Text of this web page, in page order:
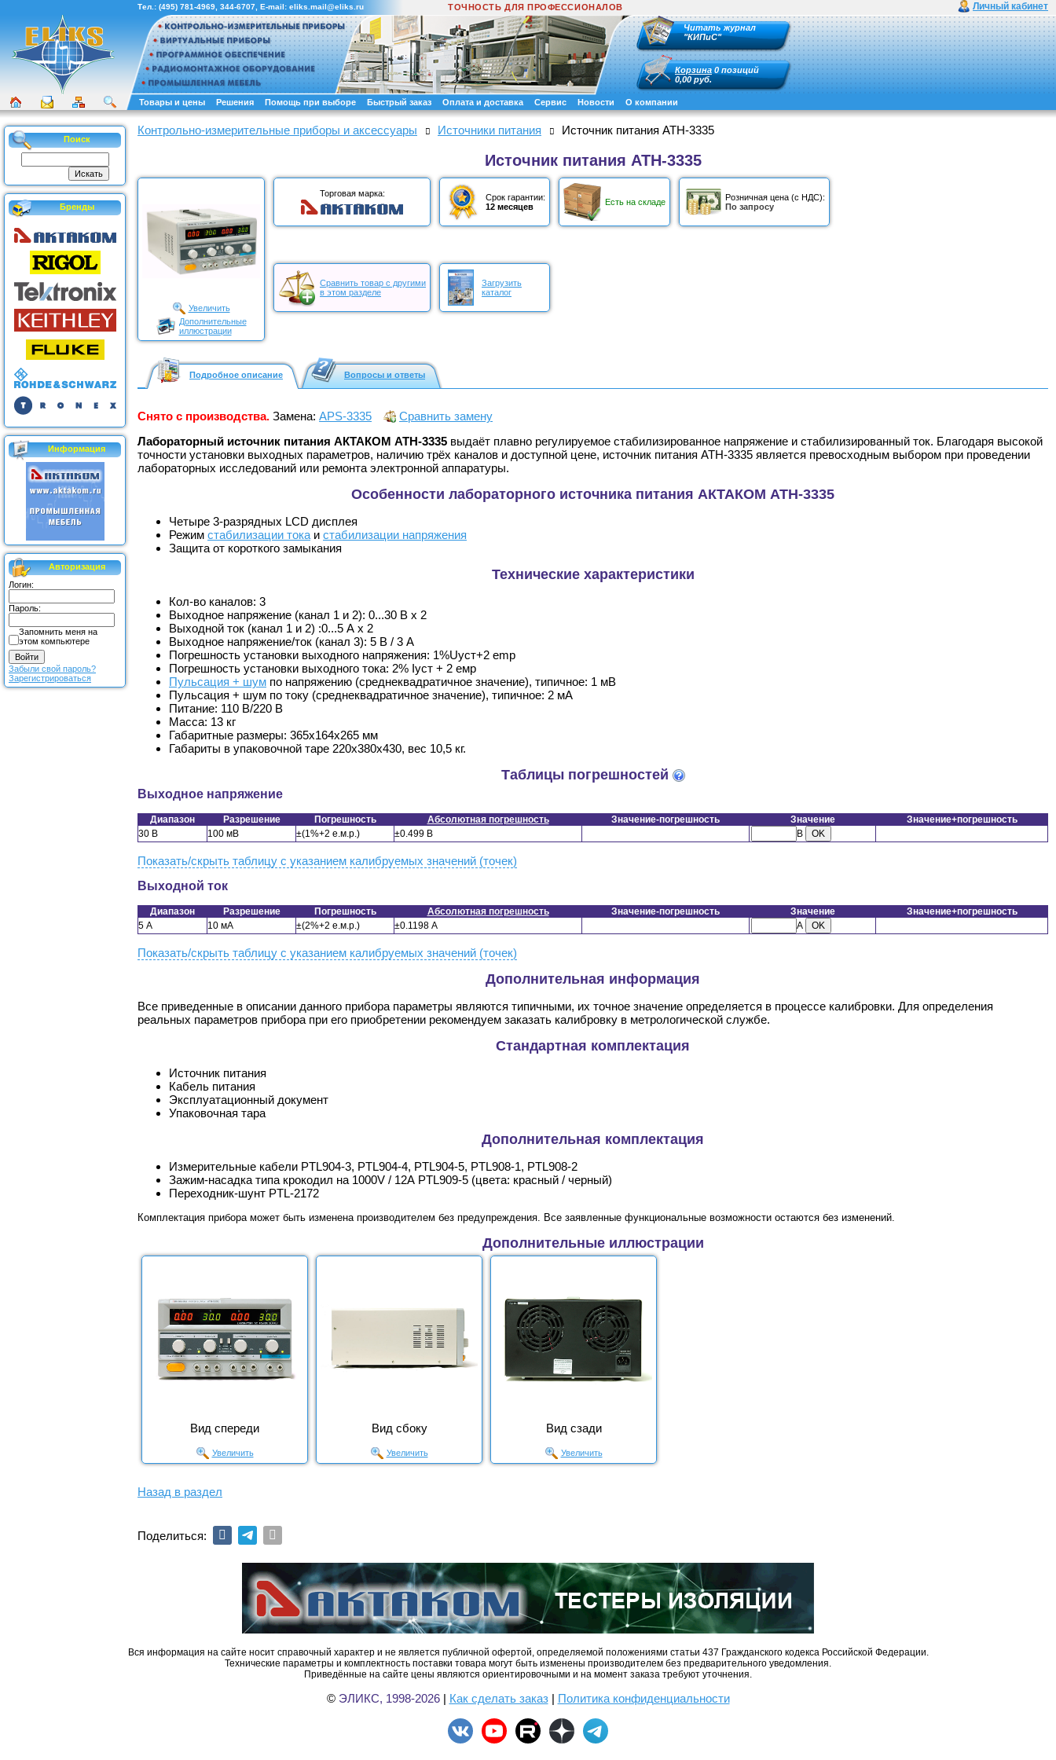
Личный кабинет
Тел.: (495) 781-4969 344-6707 , E-mail: eliks.mail@eliks.ru ТОЧНОСТЬ ДЛЯ ПРОФЕССИОНАЛОВ
Читать журнал
"КИПиС"
Корзина 0 позиций
0,00 руб.
Товары и цены Решения Помощь при выборе Быстрый заказ Оплата и доставка Сервис Новости О компании
Поиск
Бренды
Информация
Авторизация
Логин:
Пароль:
Запомнить меня на
этом компьютере
Забыли свой пароль?
Зарегистрироваться
Контрольно-измерительные приборы и аксессуары Источники питания Источник питания АТН-3335
Источник питания АТН-3335
Увеличить
Дополнительные
иллюстрации
Торговая марка:
Срок гарантии:
12 месяцев
Есть на складе
Розничная цена (с НДС):
По запросу
Сравнить товар с другими
в этом разделе
Загрузить
каталог
Подробное описание Вопросы и ответы
Снято с производства. Замена: APS-3335
Сравнить замену
Лабораторный источник питания АКТАКОМ АТН-3335 выдаёт плавно регулируемое стабилизированное напряжение и стабилизированный ток. Благодаря высокой
точности установки выходных параметров, наличию трёх каналов и доступной цене, источник питания АТН-3335 является превосходным выбором при проведении
лабораторных исследований или ремонта электронной аппаратуры.
Особенности лабораторного источника питания АКТАКОМ АТН-3335
Четыре 3-разрядных LСD дисплея
Режим стабилизации тока и стабилизации напряжения
Защита от короткого замыкания
Технические характеристики
Кол-во каналов: 3
Выходное напряжение (канал 1 и 2): 0...30 В х 2
Выходной ток (канал 1 и 2) :0...5 А х 2
Выходное напряжение/ток (канал 3): 5 В / 3 А
Погрешность установки выходного напряжения: 1%Uуст+2 emp
Погрешность установки выходного тока: 2% Iуст + 2 емр
Пульсация + шум по напряжению (среднеквадратичное значение), типичное: 1 мВ
Пульсация + шум по току (среднеквадратичное значение), типичное: 2 мА
Питание: 110 В/220 В
Масса: 13 кг
Габаритные размеры: 365х164х265 мм
Габариты в упаковочной таре 220х380х430, вес 10,5 кг.
Таблицы погрешностей
Выходное напряжение
Диапазон Разрешение Погрешность Абсолютная погрешность Значение-погрешность Значение
Значение+погрешность
30 В
100 мВ ±(1%+2 е.м.р.) ±0.499 В В
Показать/скрыть таблицу с указанием калибруемых значений (точек)
Выходной ток
Диапазон Разрешение Погрешность Абсолютная погрешность Значение-погрешность Значение
Значение+погрешность
5 А
10 мА ±(2%+2 е.м.р.) ±0.1198 А А
Показать/скрыть таблицу с указанием калибруемых значений (точек)
Дополнительная информация
Все приведенные в описании данного прибора параметры являются типичными, их точное значение определяется в процессе калибровки. Для определения
реальных параметров прибора при его приобретении рекомендуем заказать калибровку в метрологической службе.
Стандартная комплектация
Источник питания
Кабель питания
Эксплуатационный документ
Упаковочная тара
Дополнительная комплектация
Измерительные кабели PTL904-3, PTL904-4, PTL904-5, PTL908-1, PTL908-2
Зажим-насадка типа крокодил на 1000V / 12А PTL909-5 (цвета: красный / черный)
Переходник-шунт PTL-2172
Комплектация прибора может быть изменена производителем без предупреждения. Все заявленные функциональные возможности остаются без изменений.
Дополнительные иллюстрации
Вид спереди
Увеличить
Вид сбоку
Увеличить
Вид сзади
Увеличить
Назад в раздел
Поделиться:
Вся информация на сайте носит справочный характер и не является публичной офертой, определяемой положениями статьи 437 Гражданского кодекса Российской Федерации.
Технические параметры и комплектность поставки товара могут быть изменены производителем без предварительного уведомления.
Приведённые на сайте цены являются ориентировочными и на момент заказа требуют уточнения.
© ЭЛИКС, 1998-2026| Как сделать заказ| Политика конфиденциальности